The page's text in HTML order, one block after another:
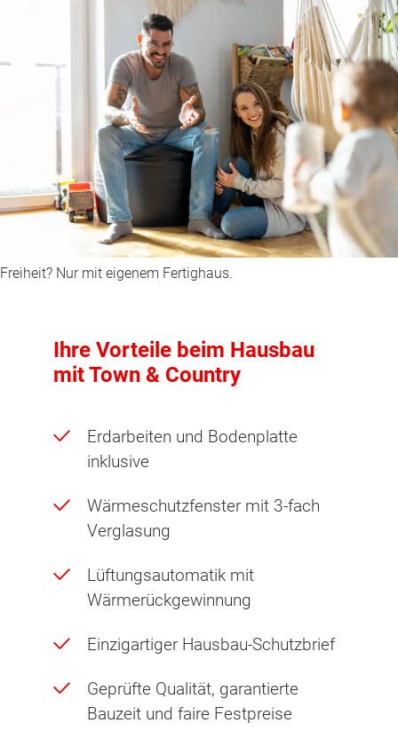
Freiheit? Nur mit eigenem Fertighaus.
Ihre Vorteile beim Hausbau
mit Town & Country
Erdarbeiten und Bodenplatte
inklusive
Wärmeschutzfenster mit 3-fach
Verglasung
Lüftungsautomatik mit
Wärmerückgewinnung
Einzigartiger Hausbau-Schutzbrief
Geprüfte Qualität, garantierte
Bauzeit und faire Festpreise